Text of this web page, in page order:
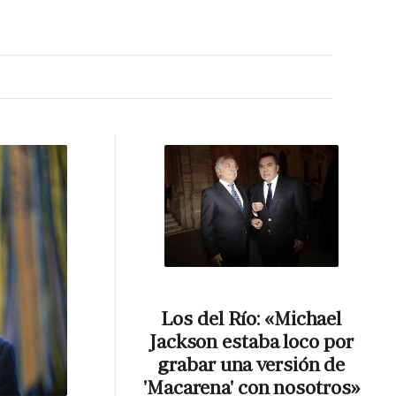
Los del Río: «Michael
Jackson estaba loco por
grabar una versión de
'Macarena' con nosotros»